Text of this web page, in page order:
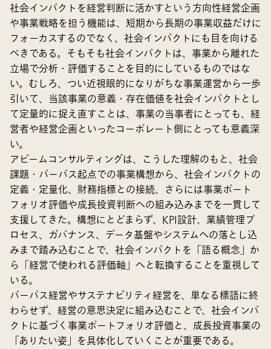
社会インパクトを経営判断に活かすという方向性経営企画
や事業戦略を担う機能は、短期から長期の事業収益だけに
フォーカスするのでなく、社会インパクトにも目を向ける
べきである。そもそも社会インパクトは、事業から離れた
立場で分析・評価することを目的にしているものではな
い。むしろ、つい近視眼的になりがちな事業運営から一歩
引いて、当該事業の意義・存在価値を社会インパクトとし
て定量的に捉え直すことは、事業の当事者にとっても、経
営者や経営企画といったコーポレート側にとっても意義深
い。
アビームコンサルティングは、こうした理解のもと、社会
課題・パーパス起点での事業構想から、社会インパクトの
定義・定量化、財務指標との接続、さらには事業ポート
フォリオ評価や成長投資判断への組み込みまでを一貫して
支援してきた。構想にとどまらず、KPI設計、業績管理プ
ロセス、ガバナンス、データ基盤やシステムへの落とし込
みまで踏み込むことで、社会インパクトを「語る概念」か
ら「経営で使われる評価軸」へと転換することを重視して
いる。
パーパス経営やサステナビリティ経営を、単なる標語に終
わらせず、経営の意思決定に組み込むことで、社会インパ
クトに基づく事業ポートフォリオ評価と、成長投資事業の
「ありたい姿」を具体化していくことが重要である。